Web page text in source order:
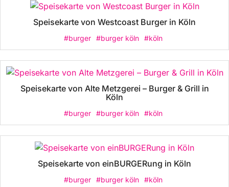
Speisekarte von Westcoast Burger in Köln
#burger #burger köln #köln
Speisekarte von Alte Metzgerei – Burger & Grill in
Köln
#burger #burger köln #köln
Speisekarte von einBURGERung in Köln
#burger #burger köln #köln